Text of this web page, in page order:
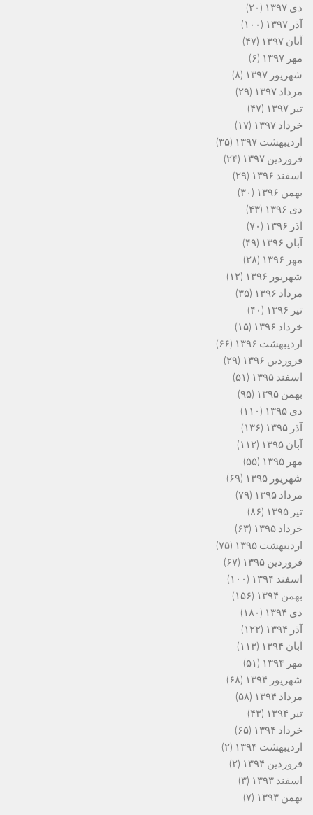
دی ۱۳۹۷
(۲۰)
آذر ۱۳۹۷
(۱۰۰)
آبان ۱۳۹۷
(۴۷)
مهر ۱۳۹۷
(۶)
شهریور ۱۳۹۷
(۸)
مرداد ۱۳۹۷
(۲۹)
تیر ۱۳۹۷
(۴۷)
خرداد ۱۳۹۷
(۱۷)
اردیبهشت ۱۳۹۷
(۳۵)
فروردین ۱۳۹۷
(۲۴)
اسفند ۱۳۹۶
(۲۹)
بهمن ۱۳۹۶
(۳۰)
دی ۱۳۹۶
(۴۳)
آذر ۱۳۹۶
(۷۰)
آبان ۱۳۹۶
(۴۹)
مهر ۱۳۹۶
(۲۸)
شهریور ۱۳۹۶
(۱۲)
مرداد ۱۳۹۶
(۳۵)
تیر ۱۳۹۶
(۴۰)
خرداد ۱۳۹۶
(۱۵)
اردیبهشت ۱۳۹۶
(۶۶)
فروردین ۱۳۹۶
(۲۹)
اسفند ۱۳۹۵
(۵۱)
بهمن ۱۳۹۵
(۹۵)
دی ۱۳۹۵
(۱۱۰)
آذر ۱۳۹۵
(۱۳۶)
آبان ۱۳۹۵
(۱۱۲)
مهر ۱۳۹۵
(۵۵)
شهریور ۱۳۹۵
(۶۹)
مرداد ۱۳۹۵
(۷۹)
تیر ۱۳۹۵
(۸۶)
خرداد ۱۳۹۵
(۶۳)
اردیبهشت ۱۳۹۵
(۷۵)
فروردین ۱۳۹۵
(۶۷)
اسفند ۱۳۹۴
(۱۰۰)
بهمن ۱۳۹۴
(۱۵۶)
دی ۱۳۹۴
(۱۸۰)
آذر ۱۳۹۴
(۱۲۲)
آبان ۱۳۹۴
(۱۱۳)
مهر ۱۳۹۴
(۵۱)
شهریور ۱۳۹۴
(۶۸)
مرداد ۱۳۹۴
(۵۸)
تیر ۱۳۹۴
(۴۳)
خرداد ۱۳۹۴
(۶۵)
اردیبهشت ۱۳۹۴
(۲)
فروردین ۱۳۹۴
(۲)
اسفند ۱۳۹۳
(۳)
بهمن ۱۳۹۳
(۷)